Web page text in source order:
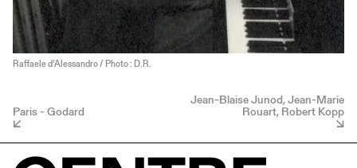
Raffaele d’Alessandro / Photo : D.R.
Paris - Godard
Jean-Blaise Junod, Jean-Marie
Rouart, Robert Kopp